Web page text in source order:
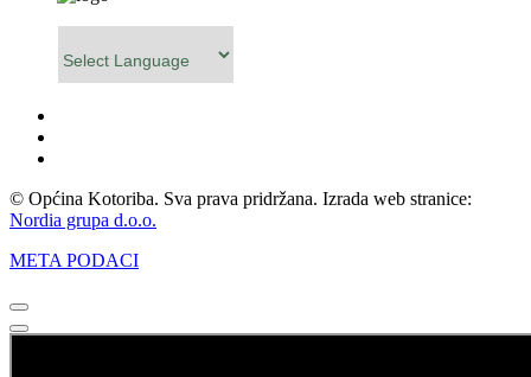
© Općina Kotoriba. Sva prava pridržana. Izrada web stranice:
Nordia grupa d.o.o.
META PODACI